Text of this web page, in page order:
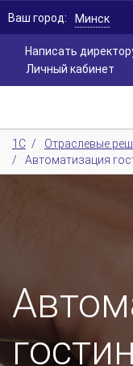
Написать
Личный кабинет
Ваш город: Минск
1С /
Отраслевые
/
Автоматизация